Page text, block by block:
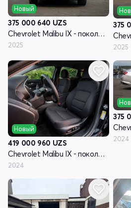
Новый
375 000 640 UZS
Chevrolet Malibu IX - поколение рестайлинг
2025
375
2025
Новый
419 000 960 UZS
Chevrolet Malibu IX - поколение рестайлинг
2024
375
2024